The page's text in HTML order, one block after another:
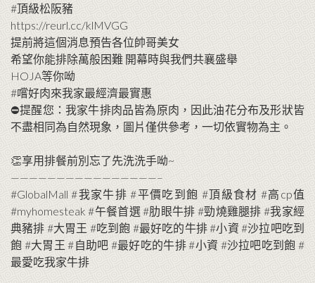
#頂級松阪豬
https://reurl.cc/klMVGG
提前將這個消息預告各位帥哥美女
希望你能排除萬般困難 開幕時與我們共襄盛舉
HOJA等你呦
#嚐好肉來我家最經濟最實惠
⛔️提醒您：我家牛排肉品皆為原肉，因此油花分布及形狀皆
不盡相同為自然現象，圖片僅供參考，一切依實物為主。
👏享用排餐前別忘了先洗洗手呦~
————————————————–
#GlobalMall #我家牛排 #平價吃到飽 #頂級食材 #高cp值
#myhomesteak #午餐首選 #肋眼牛排 #勁燒雞腿排 #我家經
典豬排 #大胃王 #吃到飽 #最好吃的牛排 #小資 #沙拉吧吃到
飽 #大胃王 #自助吧 #最好吃的牛排 #小資 #沙拉吧吃到飽 #
最愛吃我家牛排